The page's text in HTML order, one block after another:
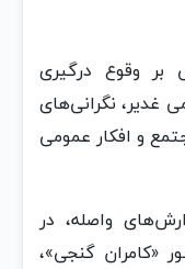
بر وقوع درگیری
غدیر، نگرانی‌های
و افکار عمومی
بنا بر گزارش‌های واصله، در
«کامران گنجی»،